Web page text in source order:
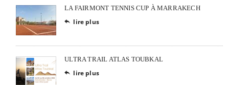
LA FAIRMONT TENNIS CUP À MARRAKECH
 lire plus
ULTRA TRAIL ATLAS TOUBKAL
 lire plus